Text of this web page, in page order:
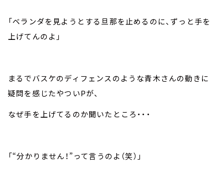
「ベランダを見ようとする旦那を止めるのに、ずっと手を
上げてんのよ」
まるでバスケのディフェンスのような青木さんの動きに
疑問を感じたやついPが、
なぜ手を上げてるのか聞いたところ・・・
「“分かりません！”って言うのよ（笑）」